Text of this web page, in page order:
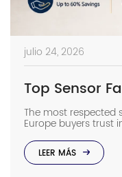
julio 24, 2026
The most
Europe buyers trust
Geberit, Oras, and
OEMs such as
alternatives for
low-grade sensor
LEER MÁS